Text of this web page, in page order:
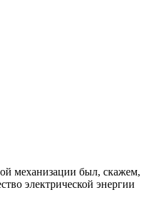
механизации был, скажем,
электрической энергии